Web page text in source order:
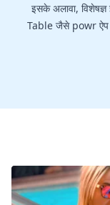
इसके अलावा,
Table जैसे powr ऐप